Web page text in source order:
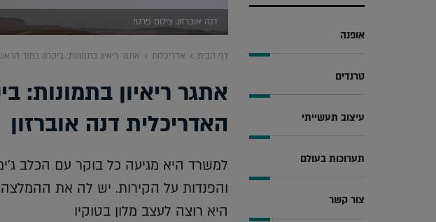
דנה אוברזון. צילום פרטי.
דף הבית אדריכלות אתגר ריאיון בתמונות: ביקרנו בתוך
אתגר ריאיון בתמונות:
האדריכלית דנה אוברזון
למשרד היא מגיעה כל בוקר עם הכלב
והפנדות על הקירות. יש לה את
היא רוצה לעצב מלון בטוקיו
אופנה
טרנדים
עיצוב תעשייתי
תערוכות בעולם
צור קשר